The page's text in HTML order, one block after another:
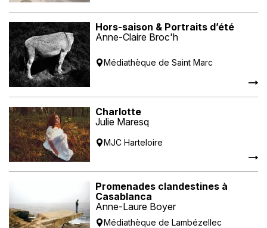
Hors-saison & Portraits d’été
Anne-Claire Broc'h
Médiathèque de Saint Marc
Charlotte
Julie Maresq
MJC Harteloire
Promenades clandestines à
Casablanca
Anne-Laure Boyer
Médiathèque de Lambézellec